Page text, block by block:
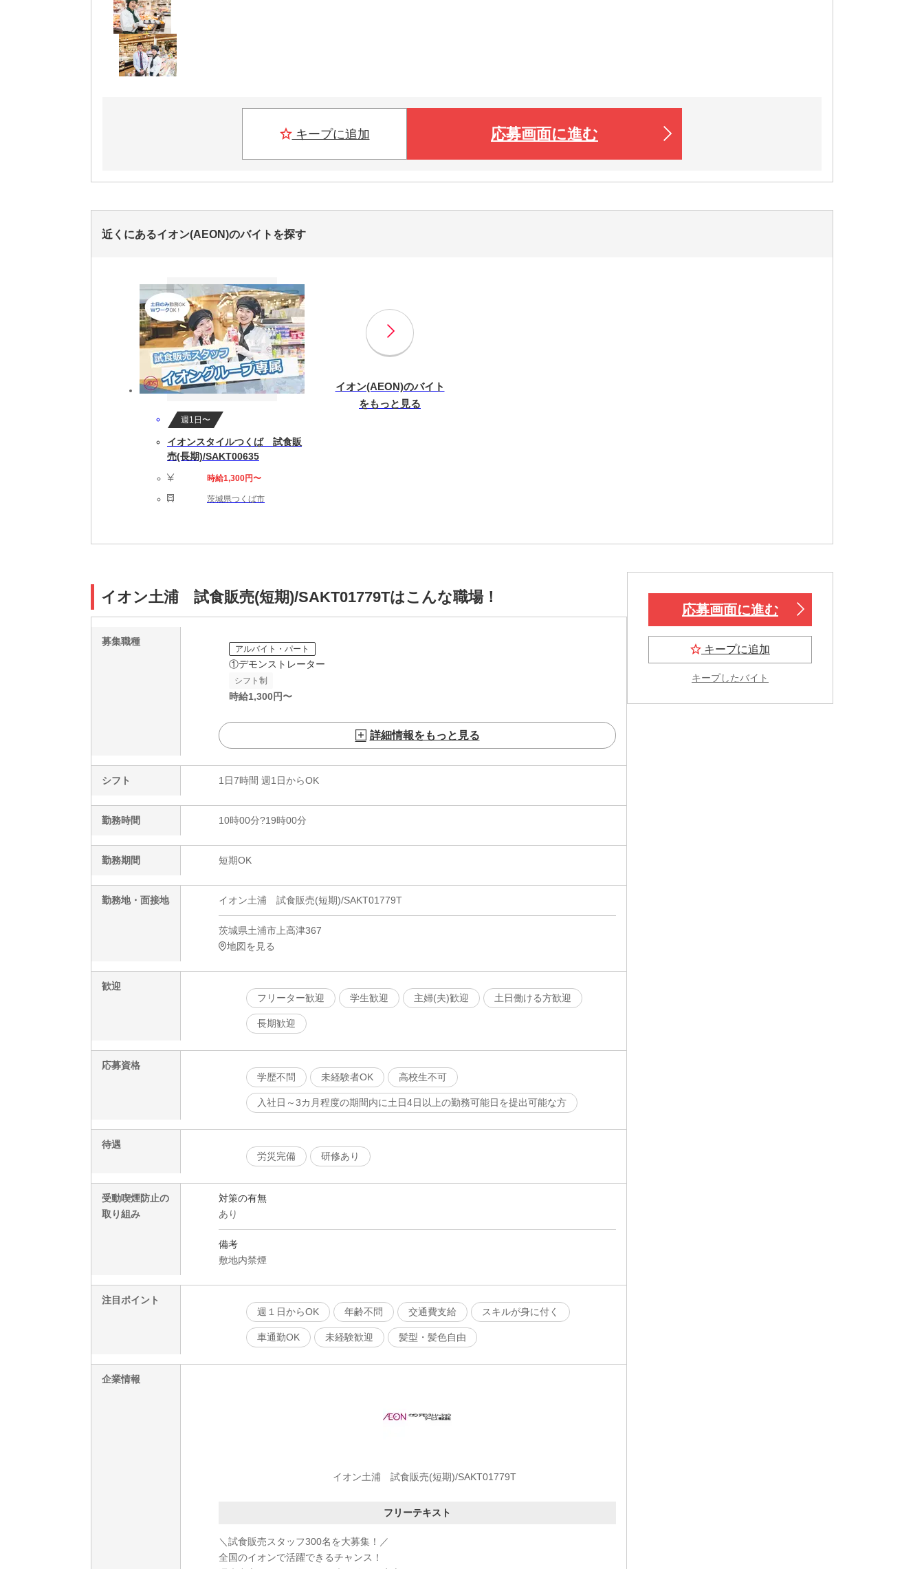
キープに追加 応募画面に進む
近くにあるイオン(AEON)のバイトを探す
週1日〜
イオンスタイルつくば 試食販
売(長期)/SAKT00635
時給1,300円〜
茨城県つくば市
イオン(AEON)のバイト
をもっと見る
イオン土浦 試食販売(短期)/SAKT01779Tはこんな職場！
募集職種
アルバイト・パート
①デモンストレーター
シフト制
時給1,300円〜
詳細情報をもっと見る
シフト 1日7時間 週1日からOK
勤務時間 10時00分?19時00分
勤務期間 短期OK
勤務地・面接地 イオン土浦 試食販売(短期)/SAKT01779T
茨城県土浦市上高津367
地図を見る
歓迎
フリーター歓迎
学生歓迎 主婦(夫)歓迎 土日働ける方歓迎
長期歓迎
応募資格
学歴不問
未経験者OK 高校生不可
入社日～3カ月程度の期間内に土日4日以上の勤務可能日を提出可能な方
待遇
労災完備
研修あり
受動喫煙防止の
取り組み
対策の有無
あり
備考
敷地内禁煙
注目ポイント
週１日からOK
年齢不問 交通費支給 スキルが身に付く
車通勤OK 未経験歓迎 髪型・髪色自由
企業情報
イオン土浦 試食販売(短期)/SAKT01779T
フリーテキスト
＼試食販売スタッフ300名を大募集！／
全国のイオンで活躍できるチャンス！
応募画面に進む
キープに追加
キープしたバイト